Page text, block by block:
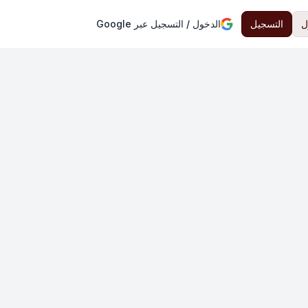
التسجيل الدخول / التسجيل عبر Google